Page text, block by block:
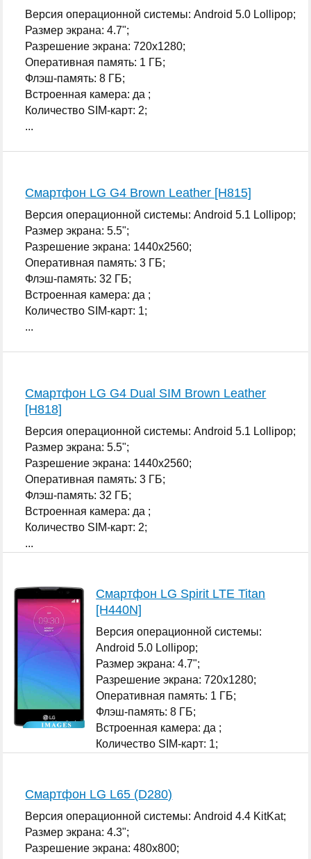
Версия операционной системы: Android 5.0 Lollipop;
Размер экрана: 4.7";
Разрешение экрана: 720x1280;
Оперативная память: 1 ГБ;
Флэш-память: 8 ГБ;
Встроенная камера: да ;
Количество SIM-карт: 2;
...
Смартфон LG G4 Brown Leather [H815]
Версия операционной системы: Android 5.1 Lollipop;
Размер экрана: 5.5";
Разрешение экрана: 1440x2560;
Оперативная память: 3 ГБ;
Флэш-память: 32 ГБ;
Встроенная камера: да ;
Количество SIM-карт: 1;
...
Смартфон LG G4 Dual SIM Brown Leather
[H818]
Версия операционной системы: Android 5.1 Lollipop;
Размер экрана: 5.5";
Разрешение экрана: 1440x2560;
Оперативная память: 3 ГБ;
Флэш-память: 32 ГБ;
Встроенная камера: да ;
Количество SIM-карт: 2;
...
Смартфон LG Spirit LTE Titan
[H440N]
Версия операционной системы:
Android 5.0 Lollipop;
Размер экрана: 4.7";
Разрешение экрана: 720x1280;
Оперативная память: 1 ГБ;
Флэш-память: 8 ГБ;
Встроенная камера: да ;
Количество SIM-карт: 1;
Смартфон LG L65 (D280)
Версия операционной системы: Android 4.4 KitKat;
Размер экрана: 4.3";
Разрешение экрана: 480x800;